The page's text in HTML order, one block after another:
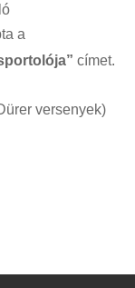
a
címet.
versenyek)